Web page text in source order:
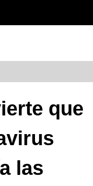
que
las